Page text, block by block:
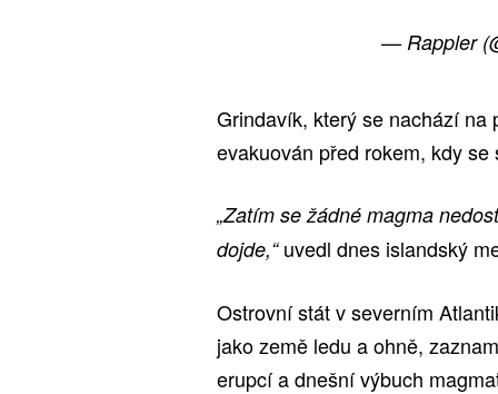
— Rappler
Grindavík, který se nachází na
evakuován před rokem, kdy
„Zatím se žádné magma
dojde,“uvedl dnes islandský
Ostrovní stát v severním
jako země ledu a ohně,
erupcí a dnešní výbuch